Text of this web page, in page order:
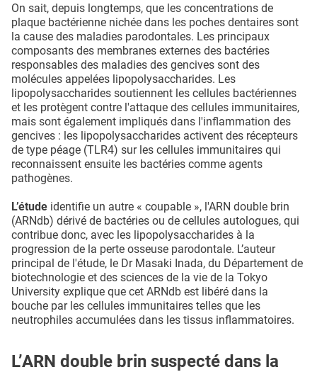
On sait, depuis longtemps, que les concentrations de
plaque bactérienne nichée dans les poches dentaires sont
la cause des maladies parodontales. Les principaux
composants des membranes externes des bactéries
responsables des maladies des gencives sont des
molécules appelées lipopolysaccharides. Les
lipopolysaccharides soutiennent les cellules bactériennes
et les protègent contre l'attaque des cellules immunitaires,
mais sont également impliqués dans l'inflammation des
gencives : les lipopolysaccharides activent des récepteurs
de type péage (TLR4) sur les cellules immunitaires qui
reconnaissent ensuite les bactéries comme agents
pathogènes.
L’étude identifie un autre « coupable », l'ARN double brin
(ARNdb) dérivé de bactéries ou de cellules autologues, qui
contribue donc, avec les lipopolysaccharides à la
progression de la perte osseuse parodontale. L’auteur
principal de l'étude, le Dr Masaki Inada, du Département de
biotechnologie et des sciences de la vie de la Tokyo
University explique que cet ARNdb est libéré dans la
bouche par les cellules immunitaires telles que les
neutrophiles accumulées dans les tissus inflammatoires.
L’ARN double brin suspecté dans la